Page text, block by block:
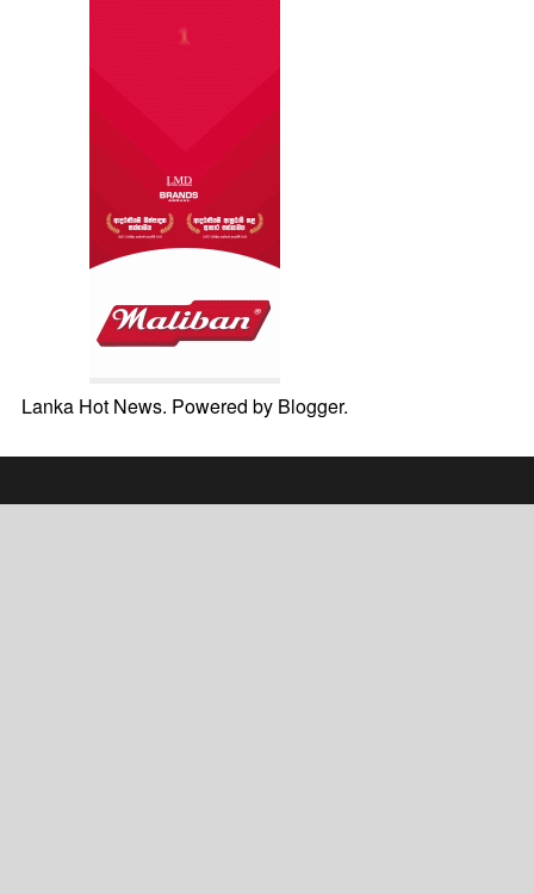
Lanka Hot News. Powered by Blogger.